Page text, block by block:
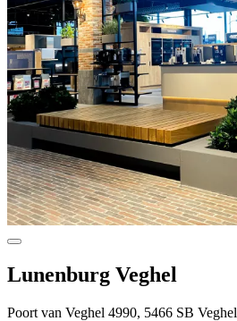
Lunenburg Veghel
Poort van Veghel 4990, 5466 SB Veghel